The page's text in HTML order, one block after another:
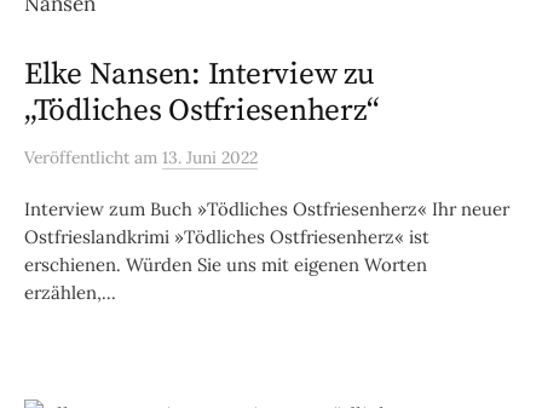
Elke Nansen: Interview zu
„Tödliches Ostfriesenherz“
Veröffentlicht am 13. Juni 2022
Interview zum Buch »Tödliches Ostfriesenherz« Ihr neuer
Ostfrieslandkrimi »Tödliches Ostfriesenherz« ist
erschienen. Würden Sie uns mit eigenen Worten
erzählen,...